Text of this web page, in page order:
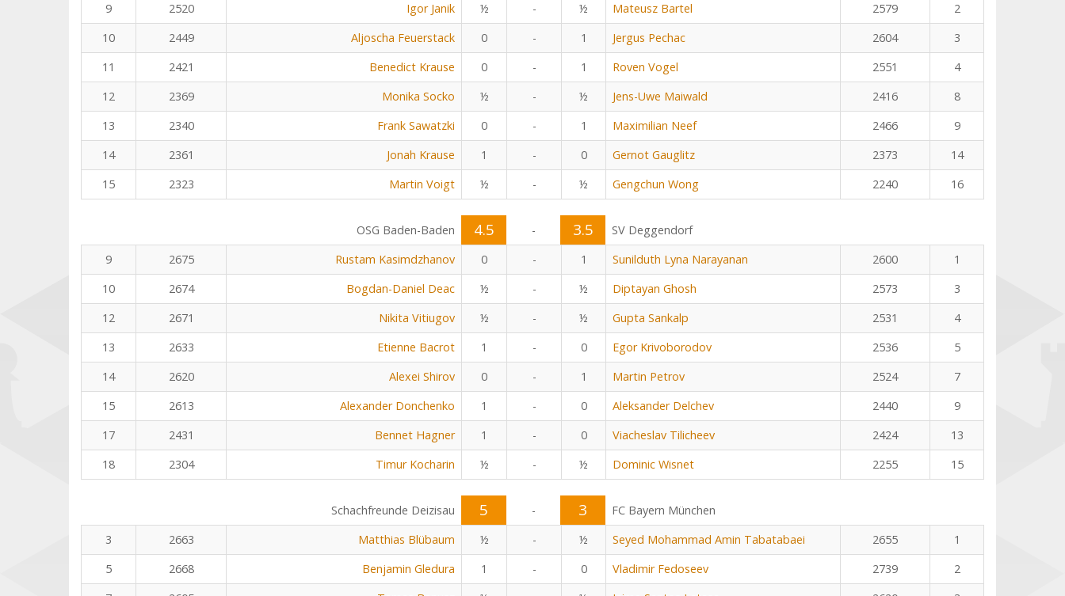
9
2520 Igor Janik ½ - ½ Mateusz Bartel 2579
2
10
2449 Aljoscha Feuerstack 0 - 1 Jergus Pechac 2604
3
11
2421 Benedict Krause 0 - 1 Roven Vogel 2551
4
12
2369 Monika Socko ½ - ½ Jens-Uwe Maiwald 2416
8
13
2340 Frank Sawatzki 0 - 1 Maximilian Neef 2466
9
14
2361 Jonah Krause 1 - 0 Gernot Gauglitz 2373
14
15
2323 Martin Voigt ½ - ½ Gengchun Wong 2240 16
OSG Baden-Baden 4.5 - 3.5
SV Deggendorf
9
2675 Rustam Kasimdzhanov 0 - 1 Sunilduth Lyna Narayanan 2600
1
10
2674 Bogdan-Daniel Deac ½ - ½ Diptayan Ghosh 2573
3
12
2671 Nikita Vitiugov ½ - ½ Gupta Sankalp 2531
4
13
2633 Etienne Bacrot 1 - 0 Egor Krivoborodov 2536
5
14
2620 Alexei Shirov 0 - 1 Martin Petrov 2524
7
15
2613 Alexander Donchenko 1 - 0 Aleksander Delchev 2440
9
17
2431 Bennet Hagner 1 - 0 Viacheslav Tilicheev 2424
13
18
2304 Timur Kocharin ½ - ½ Dominic Wisnet 2255 15
Schachfreunde Deizisau 5 - 3
FC Bayern München
3
2663 Matthias Blübaum ½ - ½ Seyed Mohammad Amin Tabatabaei 2655
1
5
2668 Benjamin Gledura 1 - 0 Vladimir Fedoseev 2739
2